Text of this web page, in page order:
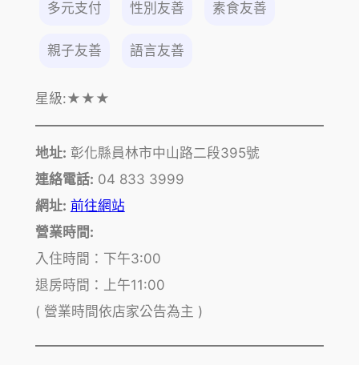
多元支付 性別友善 素食友善
親子友善 語言友善
星級:★★★
地址: 彰化縣員林市中山路二段395號
連絡電話: 04 833 3999
網址: 前往網站
營業時間:
入住時間：下午3:00
退房時間：上午11:00
( 營業時間依店家公告為主 )